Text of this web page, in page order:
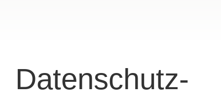
Datenschutz­